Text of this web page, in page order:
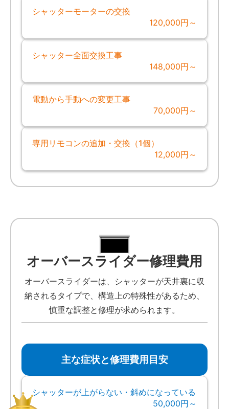
シャッターモーターの交換
120,000円～
シャッター全面交換工事
148,000円～
電動から手動への変更工事
70,000円～
専用リモコンの追加・交換（1個）
12,000円～
オーバースライダー修理費用
オーバースライダーは、シャッターが天井裏に収
納されるタイプで、構造上の特殊性があるため、
慎重な調整と修理が求められます。
主な症状と修理費用目安
シャッターが上がらない・斜めになっている
50,000円～